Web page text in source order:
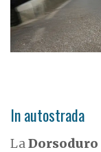
In autostrada
LaDorsoduro